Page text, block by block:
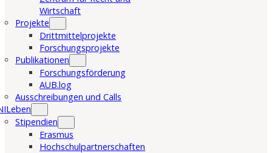
Wirtschaft
Projekte
Drittmittelprojekte
Forschungsprojekte
Publikationen
Forschungsförderung
AUB.log
Ausschreibungen und Calls
Stipendien
Erasmus
Hochschulpartnerschaften